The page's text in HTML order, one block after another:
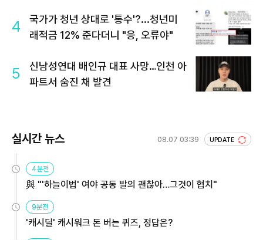
4
국가가 청년 상대로 '통수'?...청년미
래적금 12% 준다더니 "응, 오류야"
5
신남성연대 배인규 대표 사망…인천 아
파트서 숨진 채 발견
실시간 뉴스 08.07 03:39 UPDATE
4분전
與 "'하늘이법' 여야 공동 발의 괜찮아…그것이 협치"
9분전
'캐시딜' 캐시워크 돈 버는 퀴즈, 정답은?